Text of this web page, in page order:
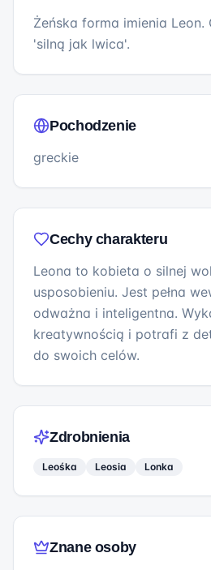
Żeńska forma imienia
'silną jak lwica'.
Pochodzenie
greckie
Cechy charakteru
Leona to kobieta o silnej
usposobieniu. Jest pełna
odważna i inteligentna.
kreatywnością i potrafi z
do swoich celów.
Zdrobnienia
Leośka Leosia Lonka
Znane osoby